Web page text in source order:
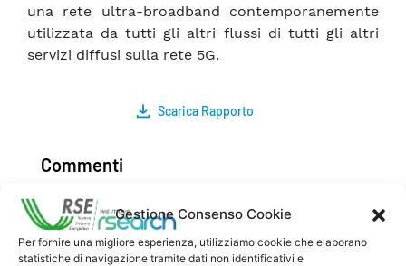
Gestione Consenso Cookie
Per fornire una migliore esperienza, utilizziamo cookie che elaborano
statistiche di navigazione tramite dati non identificativi e
una rete ultra-broadband contemporanemente
utilizzata da tutti gli altri flussi di tutti gli altri
servizi diffusi sulla rete 5G.
Scarica Rapporto
Commenti
Pubblica un commento